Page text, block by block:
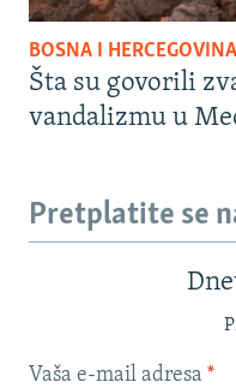
BOSNA I HERCEGOVINA
Šta su govorili
vandalizmu u
Pretplatite se
Vaša e-mail adresa *